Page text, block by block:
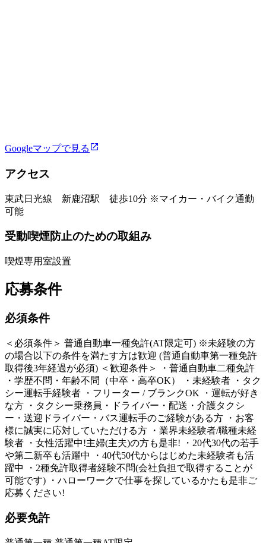
Googleマップで見る
アクセス
東武日光線 新鹿沼駅 徒歩10分 ※マイカー・バイク通勤
可能
受動喫煙防止のための取組み
喫煙専用室設置
応募条件
必須条件
＜必須条件＞ 普通自動車一種免許(AT限定可) ※未経験の方
の場合以下の条件を満たす方は歓迎 (普通自動車第一種免許
取得後3年経過が必須) ＜歓迎条件＞ ・普通自動車二種免許
・学歴不問・年齢不問（中卒・高卒OK） ・未経験者 ・タク
シー運転手経験者 ・フリーター / ブランクOK ・運転が好き
な方 ・タクシー乗務員・ドライバー・配送・介護タクシ
ー・送迎ドライバー・バス運転手のご経験がある方 ・お客
様に誠実に応対していただける方 ・業界未経験者/職種未経
験者 ・女性活躍中!主婦(主夫)の方も是非! ・20代30代の若手
や第二新卒も活躍中 ・40代50代からはじめた未経験者も活
躍中 ・2種免許取得者経験不問(会社負担で取得することが
可能です) ・ハローワークで仕事を探しているかたも是非ご
応募ください!
必要免許